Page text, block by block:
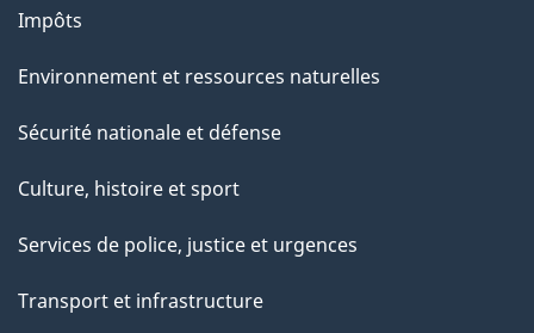
Impôts
Environnement et ressources naturelles
Sécurité nationale et défense
Culture, histoire et sport
Services de police, justice et urgences
Transport et infrastructure